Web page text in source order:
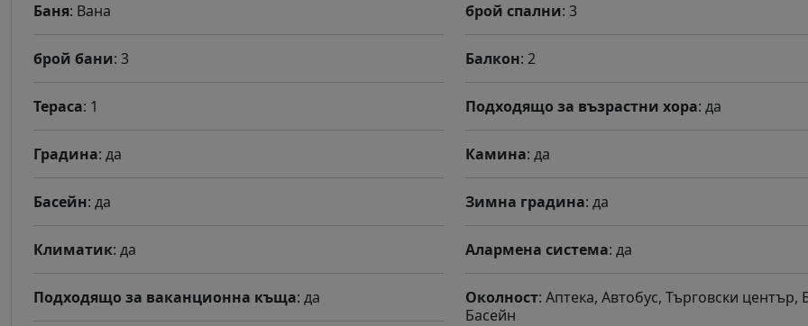
Баня: Вана брой спални: 3
брой бани: 3 Балкон: 2
Тераса: 1 Подходящо за възрастни хора: да
Градина: да Камина: да
Басейн: да Зимна градина: да
Климатик: да Алармена система: да
Подходящо за ваканционна къща: да Околност: Аптека, Автобус, Търговски център,
Басейн